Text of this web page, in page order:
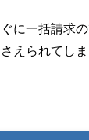
に一括請求
えられてし